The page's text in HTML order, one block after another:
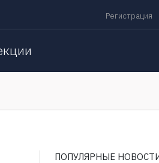
Регистрация
ПОПУЛЯРНЫЕ